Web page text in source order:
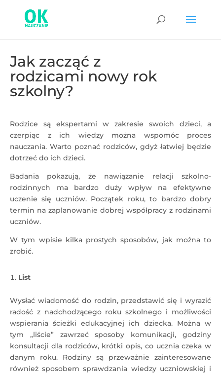
Jak zacząć z
rodzicami nowy rok
szkolny?
Rodzice są ekspertami w zakresie swoich dzieci, a
czerpiąc z ich wiedzy można wspomóc proces
nauczania. Warto poznać rodziców, gdyż łatwiej będzie
dotrzeć do ich dzieci.
Badania pokazują, że nawiązanie relacji szkolno-
rodzinnych ma bardzo duży wpływ na efektywne
uczenie się uczniów. Początek roku, to bardzo dobry
termin na zaplanowanie dobrej współpracy z rodzinami
uczniów.
W tym wpisie kilka prostych sposobów, jak można to
zrobić.
List
Wysłać wiadomość do rodzin, przedstawić się i wyrazić
radość z nadchodzącego roku szkolnego i możliwości
wspierania ścieżki edukacyjnej ich dziecka. Można w
tym „liście” zawrzeć sposoby komunikacji, godziny
konsultacji dla rodziców, krótki opis, co ucznia czeka w
danym roku. Rodziny są przeważnie zainteresowane
również sposobem sprawdzania wiedzy uczniowskiej i